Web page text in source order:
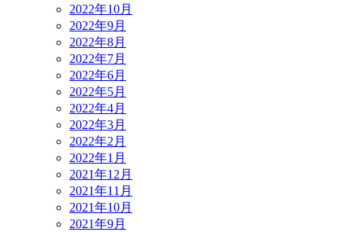
2022年10月
2022年9月
2022年8月
2022年7月
2022年6月
2022年5月
2022年4月
2022年3月
2022年2月
2022年1月
2021年12月
2021年11月
2021年10月
2021年9月